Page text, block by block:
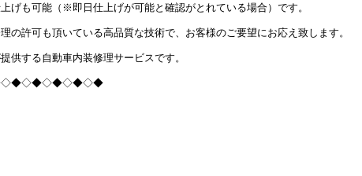
げも可能（※即日仕上げが可能と確認がとれている場合）です。
の許可も頂いている高品質な技術で、お客様のご要望にお応え致します。
供する自動車内装修理サービスです。